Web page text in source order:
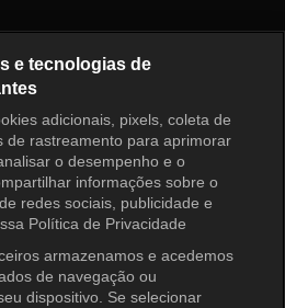
Entrar
e tecnologias de
adicionais, pixels, coleta de
de rastreamento para aprimorar
o desempenho e o
informações sobre o
redes sociais, publicidade e
Política de Privacidade
armazenamos e acedemos
de navegação ou
dispositivo. Se selecionar